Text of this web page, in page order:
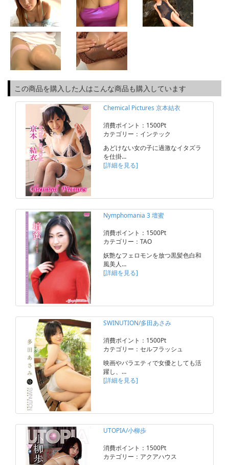
この商品を購入した人はこんな商品も購入しています
Chemical Pictures 京本結衣
消費ポイント：1500Pt
カテゴリー：インテック
あどけない女の子に過激なイタズラ
を仕掛…
[詳細を見る]
Nymphomania 3 壇蜜
消費ポイント：1500Pt
カテゴリー：TAO
妖艶なフェロモンを放つ黒髪色白和
風美人…
[詳細を見る]
SWINUTION/多田あさみ
消費ポイント：1500Pt
カテゴリー：セルフラッシュ
映画やバラエティで女優としても活
躍し、…
[詳細を見る]
UTOPIA/小柳歩
消費ポイント：1500Pt
カテゴリー：アクアハウス